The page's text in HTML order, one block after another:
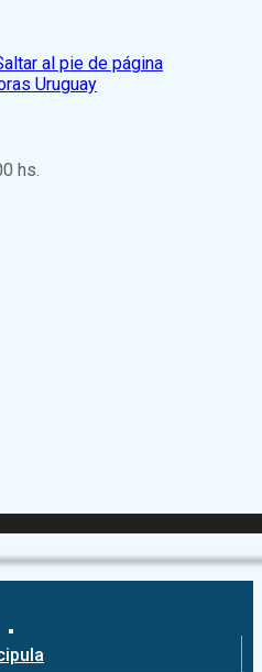
al pie de página
hs.